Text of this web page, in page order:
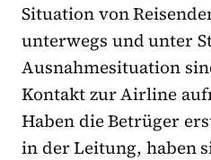
Situation von
unterwegs und unter
Ausnahmesituation
Kontakt zur Airline
Haben die Betrüger
in der Leitung, haben